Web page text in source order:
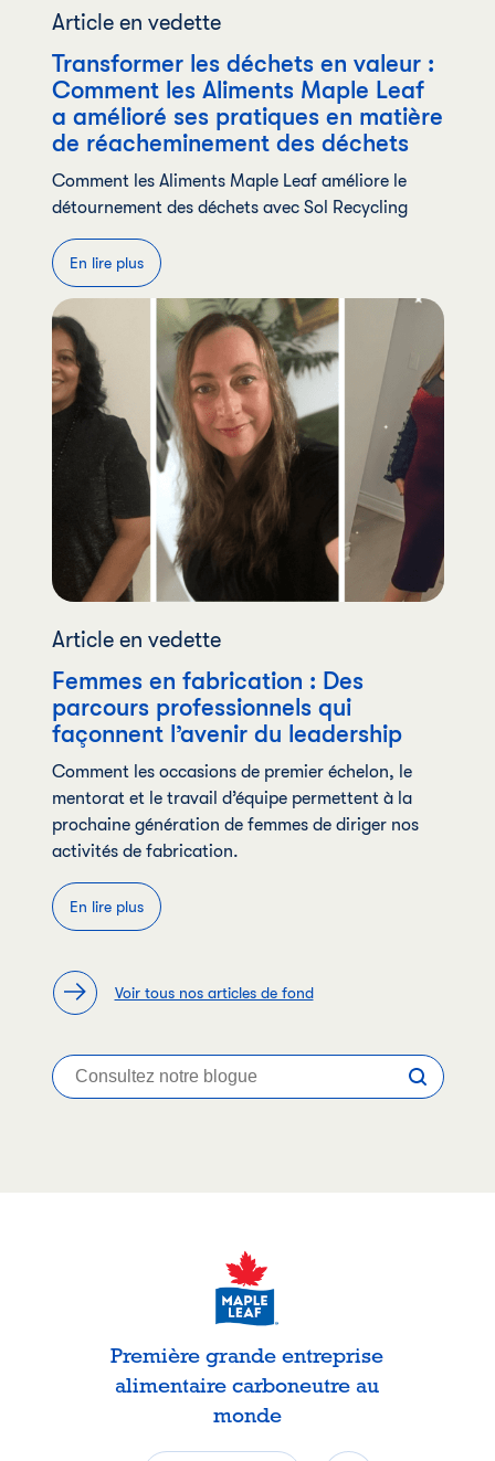
Article en vedette
Transformer les déchets en valeur :
Comment les Aliments Maple Leaf
a amélioré ses pratiques en matière
de réacheminement des déchets
Comment les Aliments Maple Leaf améliore le
détournement des déchets avec Sol Recycling
En lire plus
Article en vedette
Femmes en fabrication : Des
parcours professionnels qui
façonnent l’avenir du leadership
Comment les occasions de premier échelon, le
mentorat et le travail d’équipe permettent à la
prochaine génération de femmes de diriger nos
activités de fabrication.
En lire plus
Voir tous nos articles de fond
Première grande entreprise
alimentaire carboneutre au
monde